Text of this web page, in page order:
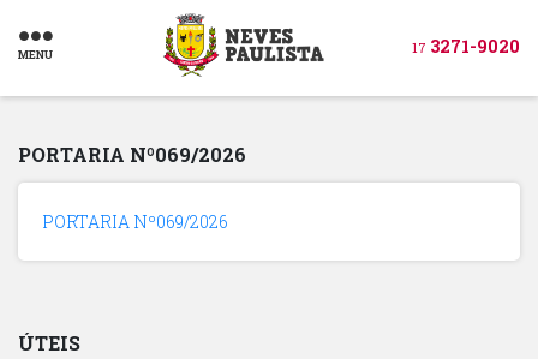
MENU 17 3271-9020
PORTARIA Nº069/2026
PORTARIA Nº069/2026
ÚTEIS